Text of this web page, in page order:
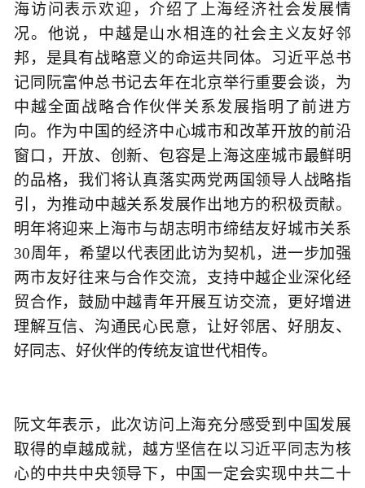
海访问表示欢迎，介绍了上海经济社会发展情
况。他说，中越是山水相连的社会主义友好邻
邦，是具有战略意义的命运共同体。习近平总书
记同阮富仲总书记去年在北京举行重要会谈，为
中越全面战略合作伙伴关系发展指明了前进方
向。作为中国的经济中心城市和改革开放的前沿
窗口，开放、创新、包容是上海这座城市最鲜明
的品格，我们将认真落实两党两国领导人战略指
引，为推动中越关系发展作出地方的积极贡献。
明年将迎来上海市与胡志明市缔结友好城市关系
30周年，希望以代表团此访为契机，进一步加强
两市友好往来与合作交流，支持中越企业深化经
贸合作，鼓励中越青年开展互访交流，更好增进
理解互信、沟通民心民意，让好邻居、好朋友、
好同志、好伙伴的传统友谊世代相传。
阮文年表示，此次访问上海充分感受到中国发展
取得的卓越成就，越方坚信在以习近平同志为核
心的中共中央领导下，中国一定会实现中共二十